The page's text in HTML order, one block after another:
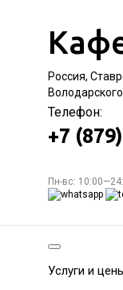
Россия,
Володарского
Телефон:
+7
Пн-вс:
Услуги и